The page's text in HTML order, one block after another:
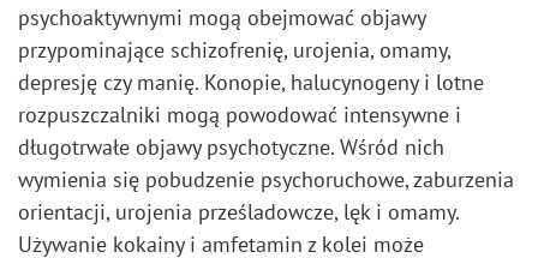
psychoaktywnymi mogą obejmować objawy
przypominające schizofrenię, urojenia, omamy,
depresję czy manię. Konopie, halucynogeny i lotne
rozpuszczalniki mogą powodować intensywne i
długotrwałe objawy psychotyczne. Wśród nich
wymienia się pobudzenie psychoruchowe, zaburzenia
orientacji, urojenia prześladowcze, lęk i omamy.
Używanie kokainy i amfetamin z kolei może